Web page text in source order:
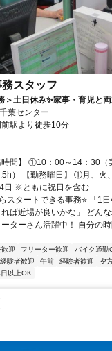
スタッフ
＞土日休み✨家事・育児と
葉センター
駅より徒歩10分
時間】 ①10：00～14：30（
） 【勤務曜日】 ①月、火
日 ※ともに祝日を含む
スタートできる事務⭐ 「1
ば近場が良いかな」 どん
ターさん活躍中！ 自分の
迎 フリーター歓迎 バイク通勤
験者歓迎 午前 経験者歓迎 夕
以上OK